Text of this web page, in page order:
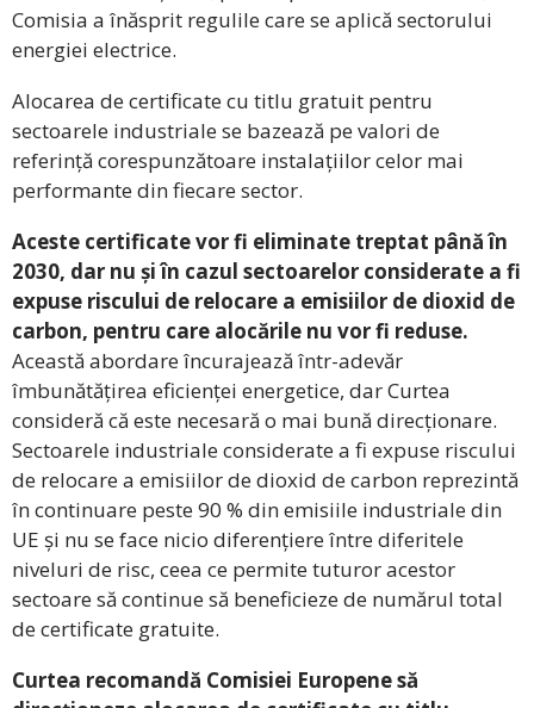
Comisia a înăsprit regulile care se aplică sectorului
energiei electrice.
Alocarea de certificate cu titlu gratuit pentru
sectoarele industriale se bazează pe valori de
referință corespunzătoare instalațiilor celor mai
performante din fiecare sector.
Aceste certificate vor fi eliminate treptat până în
2030, dar nu și în cazul sectoarelor considerate a fi
expuse riscului de relocare a emisiilor de dioxid de
carbon, pentru care alocările nu vor fi reduse.
Această abordare încurajează într-adevăr
îmbunătățirea eficienței energetice, dar Curtea
consideră că este necesară o mai bună direcționare.
Sectoarele industriale considerate a fi expuse riscului
de relocare a emisiilor de dioxid de carbon reprezintă
în continuare peste 90 % din emisiile industriale din
UE și nu se face nicio diferențiere între diferitele
niveluri de risc, ceea ce permite tuturor acestor
sectoare să continue să beneficieze de numărul total
de certificate gratuite.
Curtea recomandă Comisiei Europene să